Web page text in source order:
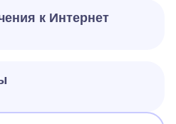
к Интернет